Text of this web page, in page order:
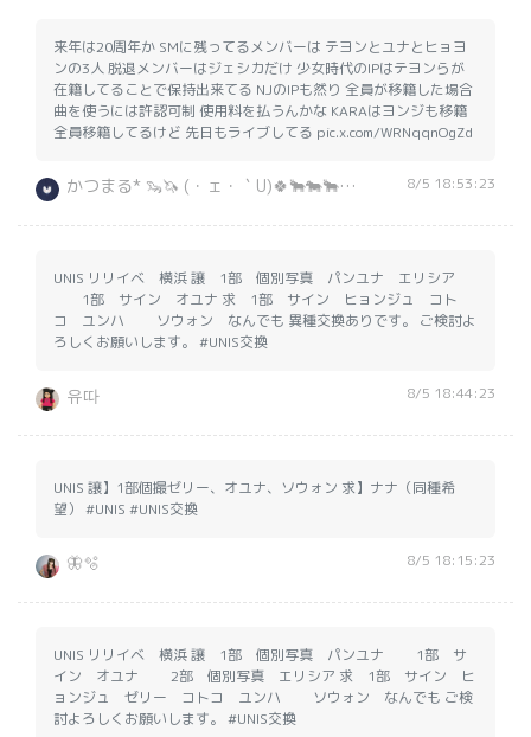
来年は20周年か SMに残ってるメンバーは テヨンとユナとヒョヨ
ンの3人 脱退メンバーはジェシカだけ 少女時代のIPはテヨンらが
在籍してることで保持出来てる NJのIPも然り 全員が移籍した場合
曲を使うには許認可制 使用料を払うんかな KARAはヨンジも移籍
全員移籍してるけど 先日もライブしてる pic.x.com/WRNqqnOgZd
かつまる* 🦦🦄 (・ェ・｀U)🍀🐂🐄🐂🐄🐂 8/5 18:53:23
UNIS リリイベ 横浜 譲 1部 個別写真 パンユナ エリシア
1部 サイン オユナ 求 1部 サイン ヒョンジュ コト
コ ユンハ ソウォン なんでも 異種交換ありです。 ご検討よ
ろしくお願いします。 #UNIS交換
유따 8/5 18:44:23
UNIS 譲】1部個撮ゼリー、オユナ、ソウォン 求】ナナ（同種希
望） #UNIS #UNIS交換
🦋🫧 8/5 18:15:23
UNIS リリイベ 横浜 譲 1部 個別写真 パンユナ 1部 サ
イン オユナ 2部 個別写真 エリシア 求 1部 サイン ヒ
ョンジュ ゼリー コトコ ユンハ ソウォン なんでも ご検
討よろしくお願いします。 #UNIS交換